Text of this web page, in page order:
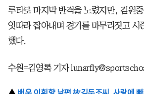
루타로 마지막 반격을 노렸지만, 김원
잇따라 잡아내며 경기를 마무리짓고 시
했다.
수원=김영록 기자